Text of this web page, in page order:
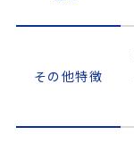
その他特徴